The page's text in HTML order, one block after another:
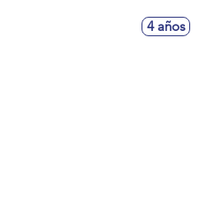
4 años